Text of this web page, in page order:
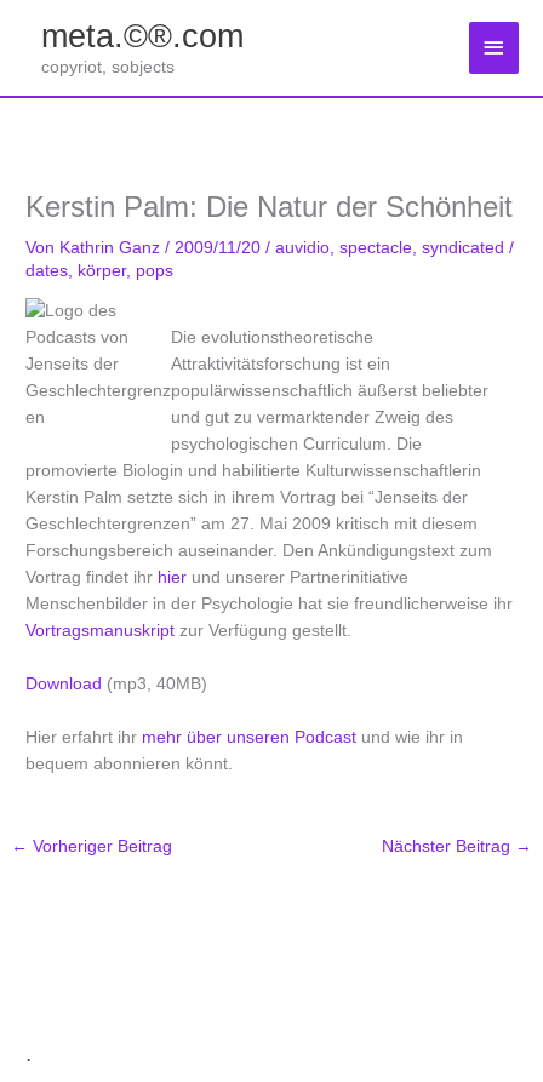
springen
meta.©®.com
copyriot, sobjects
.
Kerstin Palm: Die Natur der Schönheit
Von Kathrin Ganz/ 2009/11/20/auvidio ,spectacle ,syndicated /
dates körper, pops
Die evolutionstheoretische
Attraktivitätsforschung ist ein
populärwissenschaftlich äußerst beliebter
und gut zu vermarktender Zweig des
psychologischen Curriculum. Die
promovierte Biologin und habilitierte Kulturwissenschaftlerin
Kerstin Palm setzte sich in ihrem Vortrag bei “Jenseits der
Geschlechtergrenzen” am 27. Mai 2009 kritisch mit diesem
Forschungsbereich auseinander. Den Ankündigungstext zum
Vortrag findet ihr hier und unserer Partnerinitiative
Menschenbilder in der Psychologie hat sie freundlicherweise ihr
Vortragsmanuskript zur Verfügung gestellt.
Download (mp3, 40MB)
Hier erfahrt ihr mehr über unseren Podcast und wie ihr in
bequem abonnieren könnt.
← Vorheriger Beitrag Nächster Beitrag →